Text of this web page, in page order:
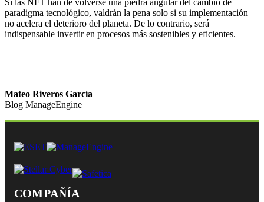
paradigma tecnológico, valdrán la pena solo si su implementación
no acelera el deterioro del planeta. De lo contrario, será
indispensable invertir en procesos más sostenibles y eficientes.
Mateo Riveros García
Blog ManageEngine
COMPAÑÍA